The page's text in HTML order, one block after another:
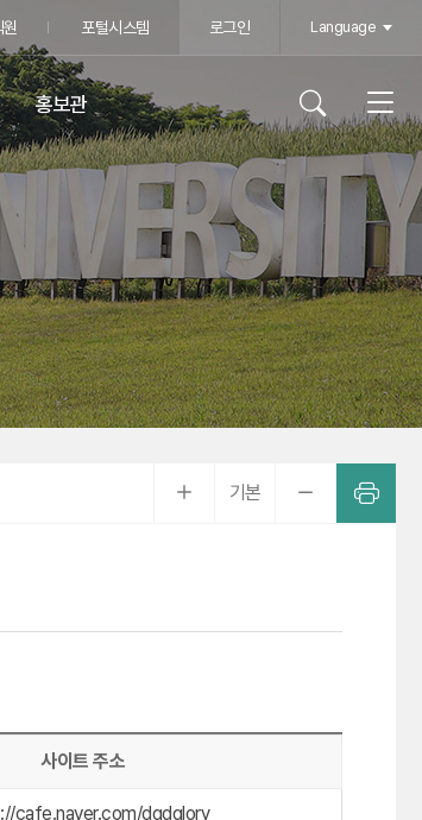
포털시스템 로그인 Language
홍보관
기본
사이트 주소
cafe.naver.com/dgdglory